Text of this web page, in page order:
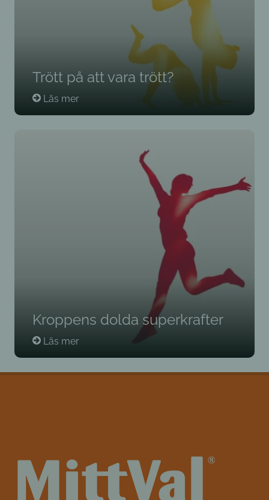
Trött på att vara trött?
Läs mer
Kroppens dolda superkrafter
Läs mer